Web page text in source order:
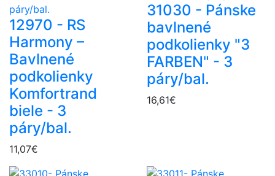
12970 - RS
Harmony –
Bavlnené
podkolienky
Komfortrand
biele - 3
páry/bal.
11,07€
31030 - Pánske
bavlnené
podkolienky "3
FARBEN" - 3
páry/bal.
16,61€